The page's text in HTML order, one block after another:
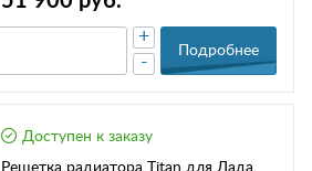
-
+
Подробнее
Доступен к заказу
Решетка радиатора Titan для Лада